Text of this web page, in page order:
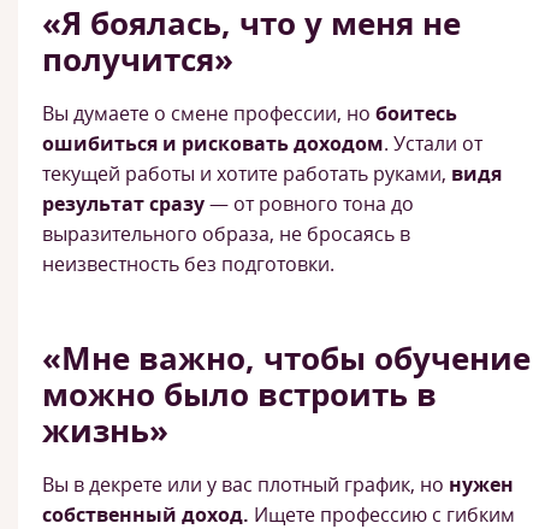
«Я боялась, что у меня не
получится»
Вы думаете о смене профессии, но боитесь
ошибиться и рисковать доходом. Устали от
текущей работы и хотите работать руками, видя
результат сразу— от ровного тона до
выразительного образа, не бросаясь в
неизвестность без подготовки.
«Мне важно, чтобы обучение
можно было встроить в
жизнь»
Вы в декрете или у вас плотный график, но нужен
собственный доход. Ищете профессию с гибким